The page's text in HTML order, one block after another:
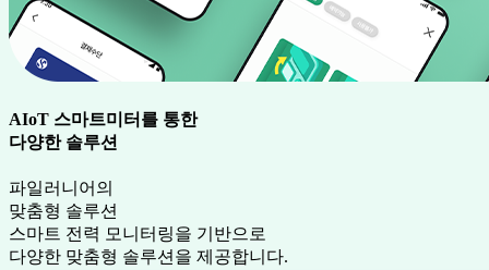
AIoT 스마트미터를 통한
다양한 솔루션
파일러니어의
맞춤형 솔루션
스마트 전력 모니터링을 기반으로
다양한 맞춤형 솔루션을 제공합니다.